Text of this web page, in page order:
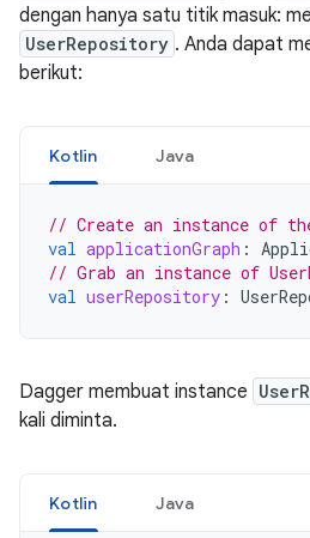
dengan hanya satu titik masuk:
UserRepository . Anda dapat
berikut:
Kotlin Java
// Create an instance of
val applicationGraph :
// Grab an instance of
val userRepository :
Dagger membuat instance
kali diminta.
Kotlin Java